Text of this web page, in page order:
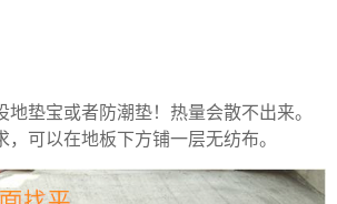
垫宝或者防潮垫！热量会散不出来。
可以在地板下方铺一层无纺布。